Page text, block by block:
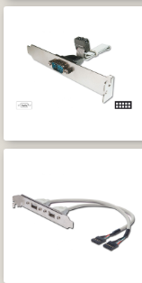
Pontos egyezéshez